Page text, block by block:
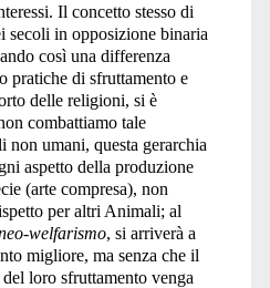
Il concetto stesso di
secoli in opposizione binaria
così una differenza
pratiche di sfruttamento e
delle religioni, si è
combattiamo tale
umani, questa gerarchia
aspetto della produzione
(arte compresa), non
per altri Animali; al
welfarismo, si arriverà a
migliore, ma senza che il
loro sfruttamento venga